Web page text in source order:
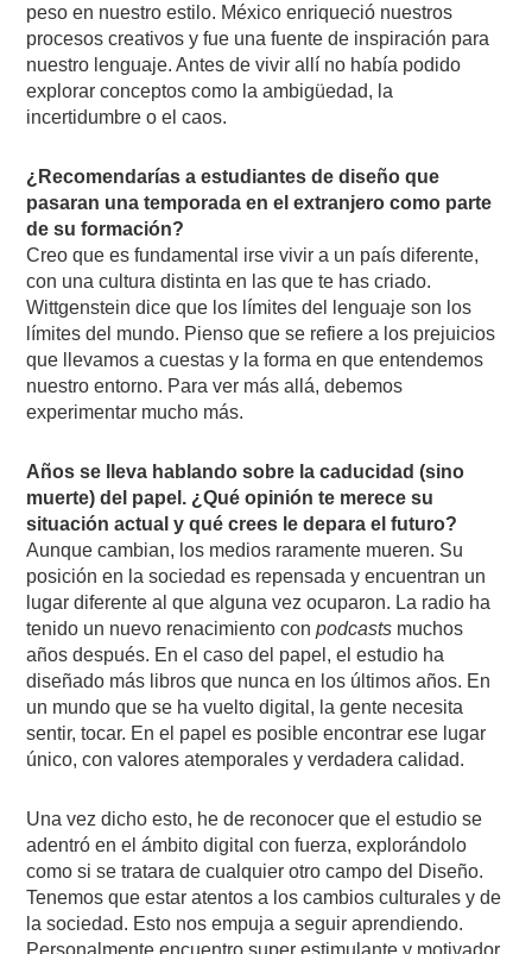
peso en nuestro estilo. México enriqueció nuestros
procesos creativos y fue una fuente de inspiración para
nuestro lenguaje. Antes de vivir allí no había podido
explorar conceptos como la ambigüedad, la
incertidumbre o el caos.
¿Recomendarías a estudiantes de diseño que
pasaran una temporada en el extranjero como parte
de su formación?
Creo que es fundamental irse vivir a un país diferente,
con una cultura distinta en las que te has criado.
Wittgenstein dice que los límites del lenguaje son los
límites del mundo. Pienso que se refiere a los prejuicios
que llevamos a cuestas y la forma en que entendemos
nuestro entorno. Para ver más allá, debemos
experimentar mucho más.
Años se lleva hablando sobre la caducidad (sino
muerte) del papel. ¿Qué opinión te merece su
situación actual y qué crees le depara el futuro?
Aunque cambian, los medios raramente mueren. Su
posición en la sociedad es repensada y encuentran un
lugar diferente al que alguna vez ocuparon. La radio ha
tenido un nuevo renacimiento conpodcasts muchos
años después. En el caso del papel, el estudio ha
diseñado más libros que nunca en los últimos años. En
un mundo que se ha vuelto digital, la gente necesita
sentir, tocar. En el papel es posible encontrar ese lugar
único, con valores atemporales y verdadera calidad.
Una vez dicho esto, he de reconocer que el estudio se
adentró en el ámbito digital con fuerza, explorándolo
como si se tratara de cualquier otro campo del Diseño.
Tenemos que estar atentos a los cambios culturales y de
la sociedad. Esto nos empuja a seguir aprendiendo.
Personalmente encuentro super estimulante y motivador